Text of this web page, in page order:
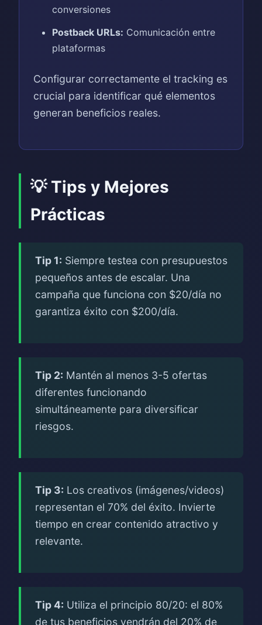
conversiones
Postback URLs: Comunicación entre
plataformas
Configurar correctamente el tracking es
crucial para identificar qué elementos
generan beneficios reales.
💡 Tips y Mejores
Prácticas
Tip 1: Siempre testea con presupuestos
pequeños antes de escalar. Una
campaña que funciona con $20/día no
garantiza éxito con $200/día.
Tip 2: Mantén al menos 3-5 ofertas
diferentes funcionando
simultáneamente para diversificar
riesgos.
Tip 3: Los creativos (imágenes/videos)
representan el 70% del éxito. Invierte
tiempo en crear contenido atractivo y
relevante.
Tip 4: Utiliza el principio 80/20: el 80%
de tus beneficios vendrán del 20% de